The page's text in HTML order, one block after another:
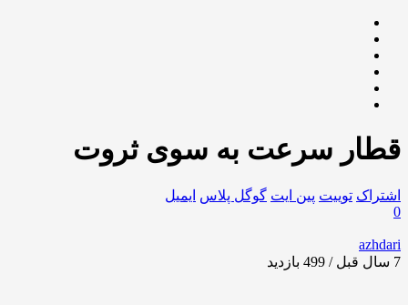
قطار سرعت به سوی ثروت
اشتراک توییت پین ایت گوگل‌ پلاس ایمیل
0
azhdari
7 سال قبل / 499
بازدید